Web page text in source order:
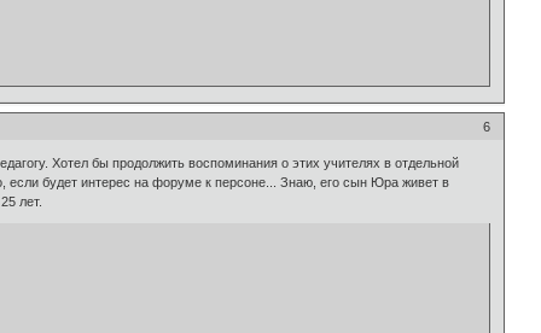
6
Хотел бы продолжить воспоминания о этих учителях в отдельной
будет интерес на форуме к персоне... Знаю, его сын Юра живет в
лет.